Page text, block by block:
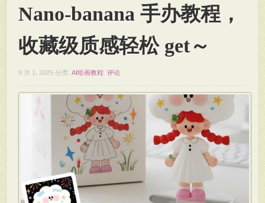
Nano-banana 手办教程，
收藏级质感轻松 get～
9 月 1, 2025 分类: AI绘画教程 评论